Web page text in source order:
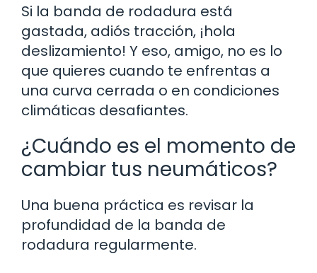
Si la banda de rodadura está
gastada, adiós tracción, ¡hola
deslizamiento! Y eso, amigo, no es lo
que quieres cuando te enfrentas a
una curva cerrada o en condiciones
climáticas desafiantes.
¿Cuándo es el momento de
cambiar tus neumáticos?
Una buena práctica es revisar la
profundidad de la banda de
rodadura regularmente.